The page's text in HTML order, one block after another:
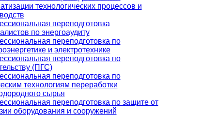
технологических процессов и
переподготовка
по энергоаудиту
переподготовка по
и электротехнике
переподготовка по
(ПГС)
переподготовка по
технологиям переработки
сырья
переподготовка по защите от
оборудования и сооружений